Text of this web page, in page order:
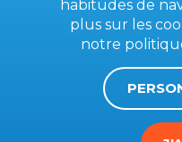
Conditions
Mentions légales
habitudes de
plus sur les
notre